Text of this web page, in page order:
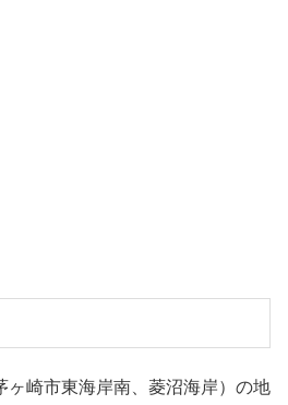
ヶ崎市東海岸南、菱沼海岸）の地